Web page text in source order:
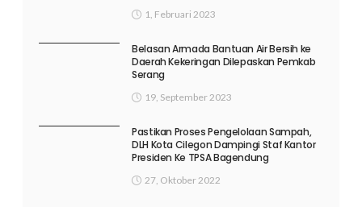
1, Februari 2023
Belasan Armada Bantuan Air Bersih ke
Daerah Kekeringan Dilepaskan Pemkab
Serang
19, September 2023
Pastikan Proses Pengelolaan Sampah,
DLH Kota Cilegon Dampingi Staf Kantor
Presiden Ke TPSA Bagendung
27, Oktober 2022